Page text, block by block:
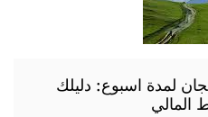
لمدة اسبوع: دليلك
المالي